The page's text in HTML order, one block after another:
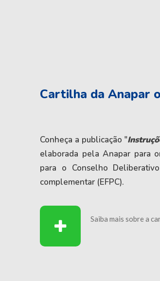
Cartilha da Anapar
Conheça a publicação "
elaborada pela Anapar para
para o Conselho
complementar (EFPC).
Saiba mais sobre a